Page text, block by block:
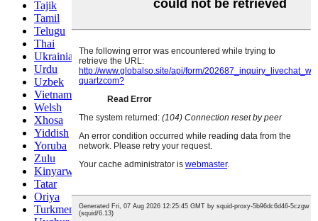
Tajik
Tamil
Telugu
Thai
Ukrainian
Urdu
Uzbek
Vietnamese
Welsh
Xhosa
Yiddish
Yoruba
Zulu
Kinyarwanda
Tatar
Oriya
Turkmen